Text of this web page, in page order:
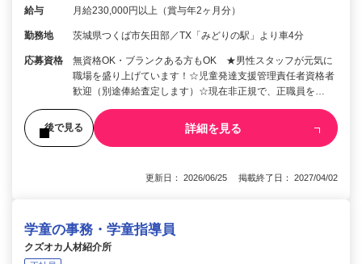
給与 月給230,000円以上（賞与年2ヶ月分）
勤務地 茨城県つくば市矢田部／TX「みどりの駅」より車4分
応募資格
無資格OK・ブランクある方もOK ★男性スタッフが元気に
職場を盛り上げています！☆児童発達支援管理責任者資格者
歓迎（別途俸給査定します）☆現在非正規で、正職員を…
後で見る 詳細を見る
更新日： 2026/06/25 掲載終了日： 2027/04/02
学童の事務・学童指導員
クズオカ人材紹介所